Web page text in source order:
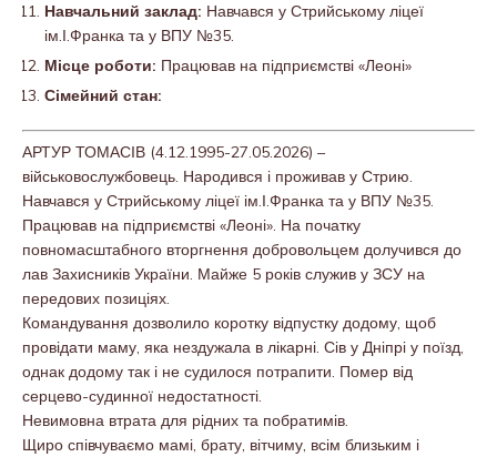
Навчальний заклад: Навчався у Стрийському ліцеї
ім.І.Франка та у ВПУ №35.
Місце роботи: Працював на підприємстві «Леоні»
Сімейний стан:
АРТУР ТОМАСІВ (4.12.1995-27.05.2026) –
військовослужбовець. Народився і проживав у Стрию.
Навчався у Стрийському ліцеї ім.І.Франка та у ВПУ №35.
Працював на підприємстві «Леоні». На початку
повномасштабного вторгнення добровольцем долучився до
лав Захисників України. Майже 5 років служив у ЗСУ на
передових позиціях.
Командування дозволило коротку відпустку додому, щоб
провідати маму, яка нездужала в лікарні. Сів у Дніпрі у поїзд,
однак додому так і не судилося потрапити. Помер від
серцево-судинної недостатності.
Невимовна втрата для рідних та побратимів.
Щиро співчуваємо мамі, брату, вітчиму, всім близьким і